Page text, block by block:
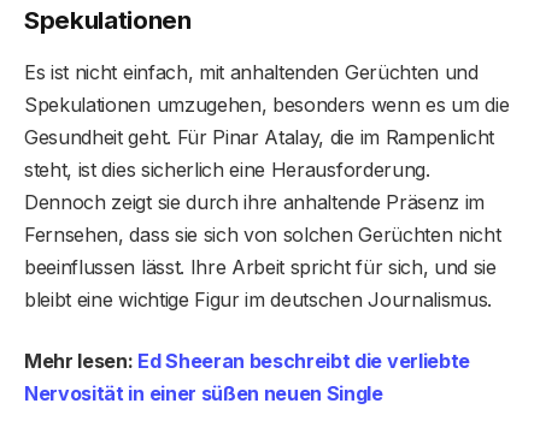
Spekulationen
Es ist nicht einfach, mit anhaltenden Gerüchten und
Spekulationen umzugehen, besonders wenn es um die
Gesundheit geht. Für Pinar Atalay, die im Rampenlicht
steht, ist dies sicherlich eine Herausforderung.
Dennoch zeigt sie durch ihre anhaltende Präsenz im
Fernsehen, dass sie sich von solchen Gerüchten nicht
beeinflussen lässt. Ihre Arbeit spricht für sich, und sie
bleibt eine wichtige Figur im deutschen Journalismus.
Mehr lesen: Ed Sheeran beschreibt die verliebte
Nervosität in einer süßen neuen Single